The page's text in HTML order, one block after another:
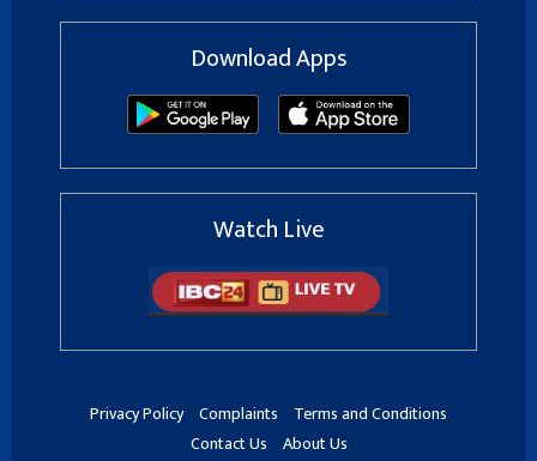
Download Apps
Watch Live
Privacy Policy Complaints
Terms and Conditions
Contact Us
About Us